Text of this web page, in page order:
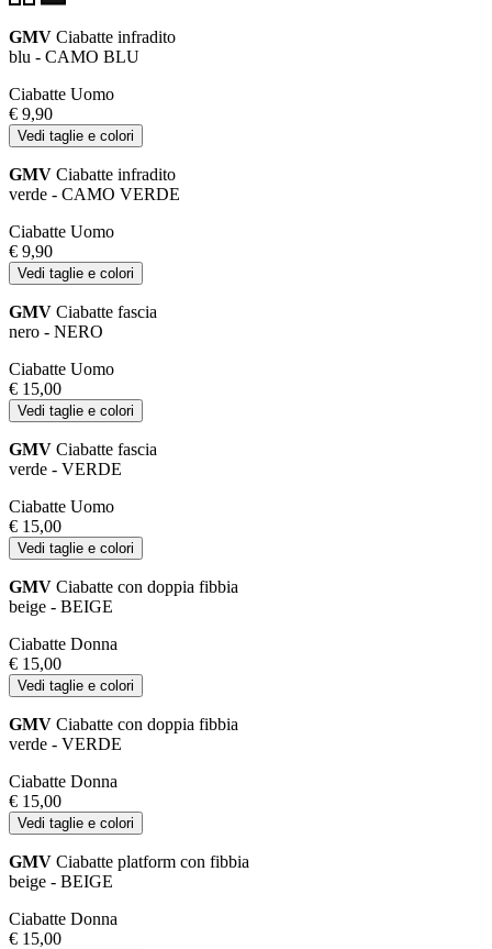
GMV Ciabatte infradito
blu - CAMO BLU
Ciabatte Uomo
€ 9,90
Vedi taglie e colori
GMV Ciabatte infradito
verde - CAMO VERDE
Ciabatte Uomo
€ 9,90
Vedi taglie e colori
GMV Ciabatte fascia
nero - NERO
Ciabatte Uomo
€ 15,00
Vedi taglie e colori
GMV Ciabatte fascia
verde - VERDE
Ciabatte Uomo
€ 15,00
Vedi taglie e colori
GMV Ciabatte con doppia fibbia
beige - BEIGE
Ciabatte Donna
€ 15,00
Vedi taglie e colori
GMV Ciabatte con doppia fibbia
verde - VERDE
Ciabatte Donna
€ 15,00
Vedi taglie e colori
GMV Ciabatte platform con fibbia
beige - BEIGE
Ciabatte Donna
€ 15,00